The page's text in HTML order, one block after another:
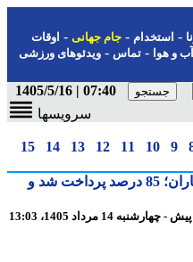
- جام جهانی-اوقات
-تماس-ویدئوهای ورزشی
07:40 | 1405/5/16
سرویسها
10
11
12
13
14
15
آخرین وضعیت مطالبات گندمکاران؛ 85 درصد پرداخت شد و